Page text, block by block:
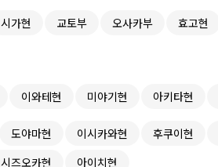
시가현 교토부 오사카부 효고현
이와테현 미야기현 아키타현
도야마현 이시카와현 후쿠이현
시즈오카현 아이치현